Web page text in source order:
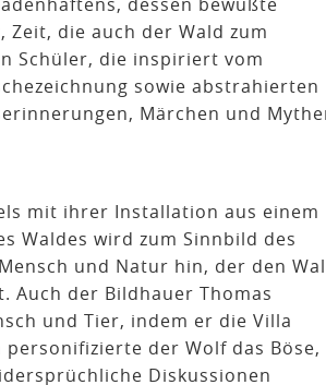
die auch der Wald zum
Schüler, die inspiriert vom
sowie abstrahierten
Märchen und
mit ihrer Installation aus einem
Waldes wird zum Sinnbild des
und Natur hin, der den
Auch der Bildhauer Thomas
und Tier, indem er die Villa
der Wolf das Böse,
Diskussionen